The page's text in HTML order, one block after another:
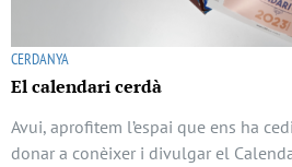
CERDANYA
El calendari cerdà
Avui, aprofitem l’espai que ens ha
donar a conèixer i divulgar el